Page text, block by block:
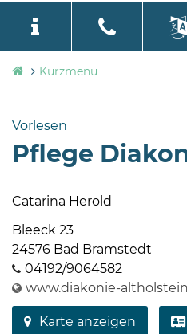
Stadtverwaltung
Bramstedt
Bleeck 15-
Bramstedt
04192-
506-
Mo,
language
Kurzmenü
Vorlesen
Pflege
Catarina Herold
Bleeck 23
24576 Bad Bramstedt
04192/9064582
www.diakonie-
Karte anzeigen